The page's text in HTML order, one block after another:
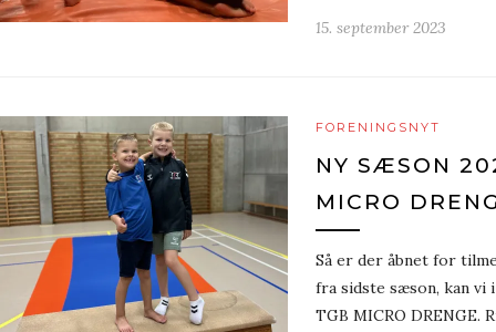
15. september 2023
FORENINGSNYT
NY SÆSON
MICRO
Så er der åbnet for
fra sidste sæson, kan vi
TGB MICRO